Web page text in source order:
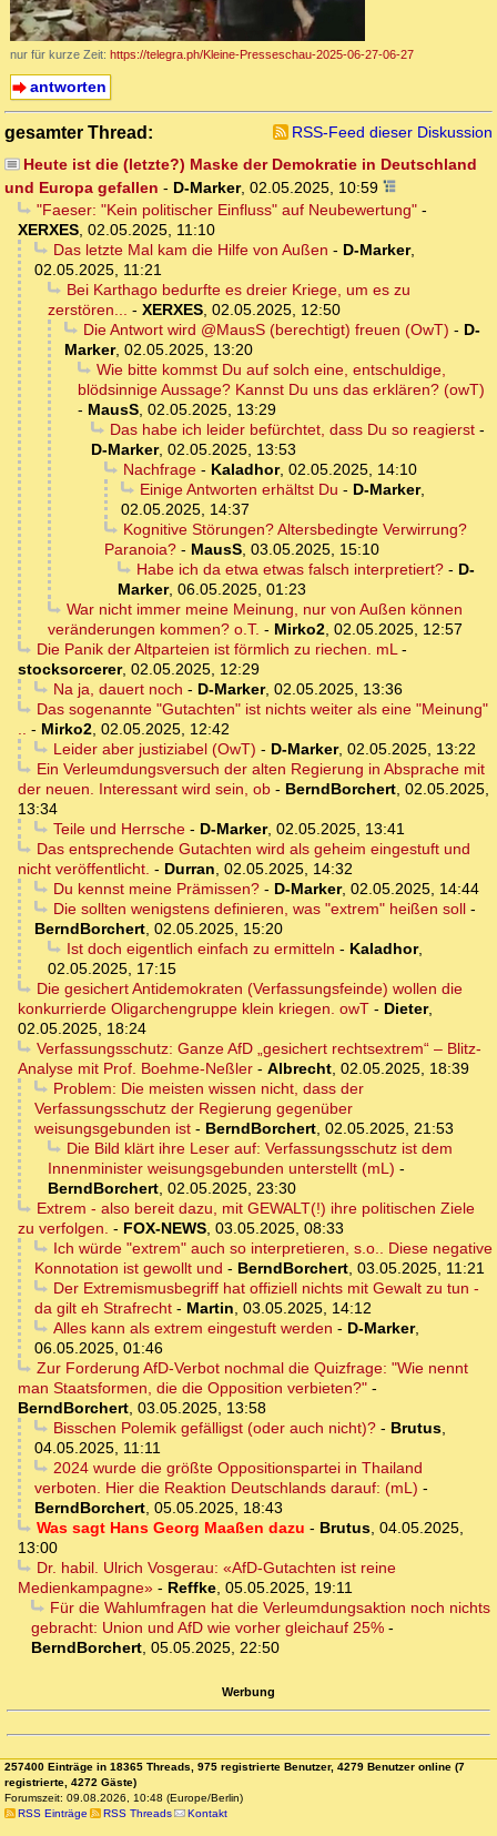
nur für kurze Zeit: https://telegra.ph/Kleine-Presseschau-2025-06-27-06-27
antworten
gesamter Thread:
RSS-Feed dieser Diskussion
Heute ist die (letzte?) Maske der Demokratie in Deutschland
und Europa gefallen - D-Marker, 02.05.2025, 10:59
"Faeser: "Kein politischer Einfluss" auf Neubewertung"-
XERXES, 02.05.2025, 11:10
Das letzte Mal kam die Hilfe von Außen - D-Marker,
02.05.2025, 11:21
Bei Karthago bedurfte es dreier Kriege, um es zu
zerstören... - XERXES, 02.05.2025, 12:50
Die Antwort wird @MausS (berechtigt) freuen (OwT) - D-
Marker, 02.05.2025, 13:20
Wie bitte kommst Du auf solch eine, entschuldige,
blödsinnige Aussage? Kannst Du uns das erklären? (owT)
- MausS, 02.05.2025, 13:29
Das habe ich leider befürchtet, dass Du so reagierst-
D-Marker, 02.05.2025, 13:53
Nachfrage- Kaladhor, 02.05.2025, 14:10
Einige Antworten erhältst Du - D-Marker,
02.05.2025, 14:37
Kognitive Störungen? Altersbedingte Verwirrung?
Paranoia? - MausS, 03.05.2025, 15:10
Habe ich da etwa etwas falsch interpretiert?- D-
Marker, 06.05.2025, 01:23
War nicht immer meine Meinung, nur von Außen können
veränderungen kommen? o.T. - Mirko2, 02.05.2025, 12:57
Die Panik der Altparteien ist förmlich zu riechen. mL-
stocksorcerer, 02.05.2025, 12:29
Na ja, dauert noch - D-Marker, 02.05.2025, 13:36
Das sogenannte "Gutachten" ist nichts weiter als eine "Meinung"
.. - Mirko2, 02.05.2025, 12:42
Leider aber justiziabel (OwT) - D-Marker, 02.05.2025, 13:22
Ein Verleumdungsversuch der alten Regierung in Absprache mit
der neuen. Interessant wird sein, ob - BerndBorchert, 02.05.2025,
13:34
Teile und Herrsche- D-Marker, 02.05.2025, 13:41
Das entsprechende Gutachten wird als geheim eingestuft und
nicht veröffentlicht. - Durran, 02.05.2025, 14:32
Du kennst meine Prämissen?- D-Marker, 02.05.2025, 14:44
Die sollten wenigstens definieren, was "extrem" heißen soll-
BerndBorchert, 02.05.2025, 15:20
Ist doch eigentlich einfach zu ermitteln - Kaladhor,
02.05.2025, 17:15
Die gesichert Antidemokraten (Verfassungsfeinde) wollen die
konkurrierde Oligarchengruppe klein kriegen. owT - Dieter,
02.05.2025, 18:24
Verfassungsschutz: Ganze AfD „gesichert rechtsextrem“ – Blitz-
Analyse mit Prof. Boehme-Neßler - Albrecht, 02.05.2025, 18:39
Problem: Die meisten wissen nicht, dass der
Verfassungsschutz der Regierung gegenüber
weisungsgebunden ist - BerndBorchert, 02.05.2025, 21:53
Die Bild klärt ihre Leser auf: Verfassungsschutz ist dem
Innenminister weisungsgebunden unterstellt (mL) -
BerndBorchert, 02.05.2025, 23:30
Extrem - also bereit dazu, mit GEWALT(!) ihre politischen Ziele
zu verfolgen. - FOX-NEWS, 03.05.2025, 08:33
Ich würde "extrem" auch so interpretieren, s.o.. Diese negative
Konnotation ist gewollt und - BerndBorchert, 03.05.2025, 11:21
Der Extremismusbegriff hat offiziell nichts mit Gewalt zu tun -
da gilt eh Strafrecht - Martin, 03.05.2025, 14:12
Alles kann als extrem eingestuft werden - D-Marker,
06.05.2025, 01:46
Zur Forderung AfD-Verbot nochmal die Quizfrage: "Wie nennt
man Staatsformen, die die Opposition verbieten?" -
BerndBorchert, 03.05.2025, 13:58
Bisschen Polemik gefälligst (oder auch nicht)?- Brutus,
04.05.2025, 11:11
2024 wurde die größte Oppositionspartei in Thailand
verboten. Hier die Reaktion Deutschlands darauf: (mL) -
BerndBorchert, 05.05.2025, 18:43
Was sagt Hans Georg Maaßen dazu - Brutus, 04.05.2025,
13:00
Dr. habil. Ulrich Vosgerau: «AfD-Gutachten ist reine
Medienkampagne» - Reffke, 05.05.2025, 19:11
Für die Wahlumfragen hat die Verleumdungsaktion noch nichts
gebracht: Union und AfD wie vorher gleichauf 25% -
BerndBorchert, 05.05.2025, 22:50
Werbung
257400 Einträge in 18365 Threads, 975 registrierte Benutzer, 4279 Benutzer online (7
registrierte, 4272 Gäste)
Forumszeit: 09.08.2026, 10:48 (Europe/Berlin)
RSS Einträge
RSS Threads Kontakt